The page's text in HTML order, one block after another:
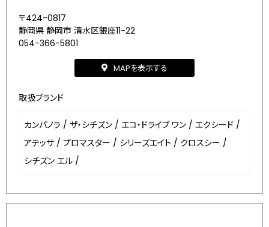
〒424-0817
静岡県 静岡市 清水区銀座11-22
054-366-5801
MAPを表示する
取扱ブランド
カンパノラ / ザ・シチズン / エコ・ドライブ ワン / エクシード /
アテッサ / プロマスター / シリーズエイト / クロスシー /
シチズン エル /